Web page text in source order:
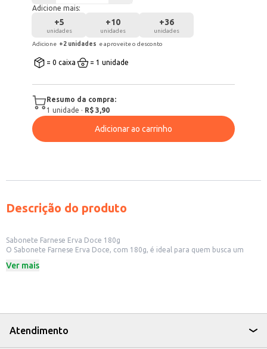
Adicione mais:
+5
unidades
+10
unidades
+36
unidades
Adicione +2 unidades e aproveite o desconto
= 0 caixa = 1 unidade
Resumo da compra:
1 unidade · R$ 3,90
Adicionar ao carrinho
Descrição do produto
Sabonete Farnese Erva Doce 180g
O Sabonete Farnese Erva Doce, com 180g, é ideal para quem busca um
para uso diário, este sabonete em barra oferece uma experiência de
limpeza e bem-estar.
Ideal para uso doméstico, em hotéis, pousadas e outros estabelecimentos.
Com o Sabonete Farnese Erva Doce, você garante uma higiene pessoal
Ver mais
Atendimento